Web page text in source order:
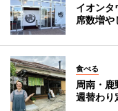
イオン
席数増や
食べる
周南・
週替わり